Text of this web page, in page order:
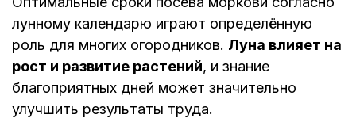
лунному календарю играют определённую
роль для многих огородников. Луна влияет на
рост и развитие растений, и знание
благоприятных дней может значительно
улучшить результаты труда.